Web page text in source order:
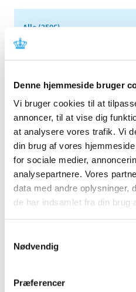
Denne hjemmeside bruger
Vi bruger cookies til at
annoncer, til at vise dig
at analysere vores trafik. Vi
din brug af vores
for sociale medier,
analysepartnere. Vores
data med andre oplysninger,
de har indsamlet fra din brug
Nødvendig
Præferencer
Alle (2506)
TID
2025 (158)
2024 (224)
2023 (195)
2022 (197)
2021 (516)
2020 (263)
2019 (159)
2018 (150)
2015 (33)
november (4)